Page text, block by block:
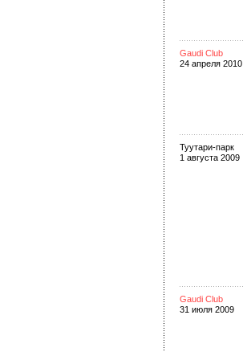
Gaudi Club
24 апреля 2010
Туутари-парк
1 августа 2009
Gaudi Club
31 июля 2009